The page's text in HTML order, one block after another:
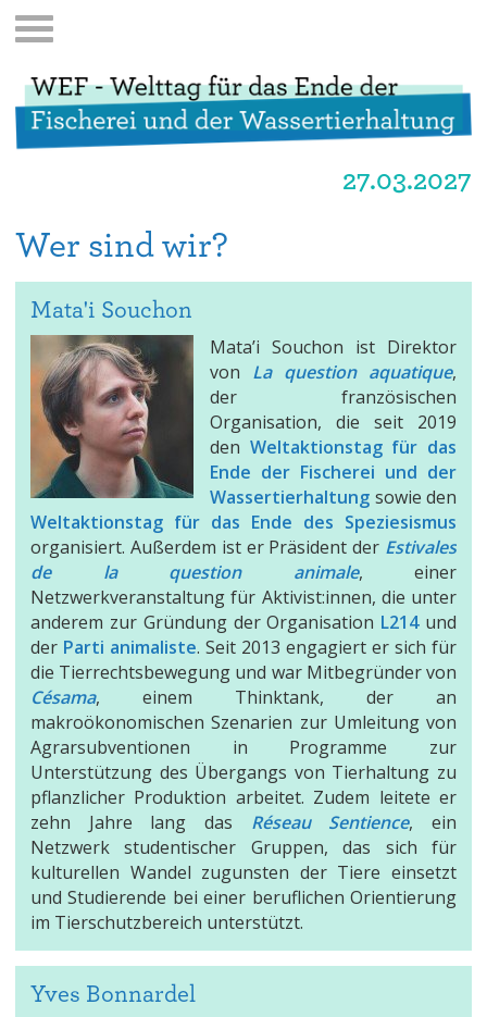
27.03.2027
Wer sind wir?
Mata'i Souchon
Mata’i Souchon ist Direktor
von La question aquatique,
der französischen
Organisation, die seit 2019
den Weltaktionstag für das
Ende der Fischerei und der
Wassertierhaltung sowie den
Weltaktionstag für das Ende des Speziesismus
organisiert. Außerdem ist er Präsident der Estivales
de la question animale, einer
Netzwerkveranstaltung für Aktivist:innen, die unter
anderem zur Gründung der Organisation L214und
der Parti animaliste. Seit 2013 engagiert er sich für
die Tierrechtsbewegung und war Mitbegründer von
Césama, einem Thinktank, der an
makroökonomischen Szenarien zur Umleitung von
Agrarsubventionen in Programme zur
Unterstützung des Übergangs von Tierhaltung zu
pflanzlicher Produktion arbeitet. Zudem leitete er
zehn Jahre lang das Réseau Sentience, ein
Netzwerk studentischer Gruppen, das sich für
kulturellen Wandel zugunsten der Tiere einsetzt
und Studierende bei einer beruflichen Orientierung
im Tierschutzbereich unterstützt.
Yves Bonnardel